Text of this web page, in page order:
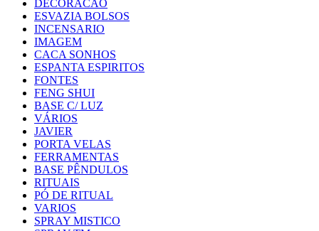
DECORACAO
ESVAZIA BOLSOS
INCENSARIO
IMAGEM
CACA SONHOS
ESPANTA ESPIRITOS
FONTES
FENG SHUI
BASE C/ LUZ
VÁRIOS
JAVIER
PORTA VELAS
FERRAMENTAS
BASE PÊNDULOS
RITUAIS
PÓ DE RITUAL
VARIOS
SPRAY MISTICO